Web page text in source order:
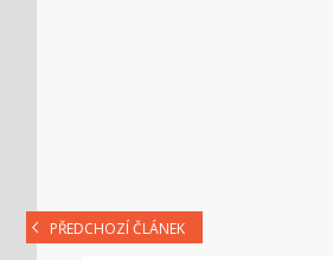
PŘEDCHOZÍ ČLÁNEK